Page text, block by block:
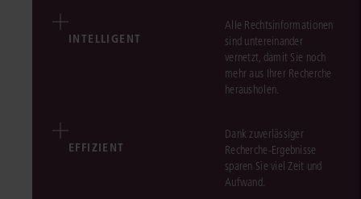
INTELLIGENT
Alle Rechtsinformationen
sind untereinander
vernetzt, damit Sie noch
mehr aus Ihrer Recherche
herausholen.
EFFIZIENT
Dank zuverlässiger
Recherche-Ergebnisse
sparen Sie viel Zeit und
Aufwand.